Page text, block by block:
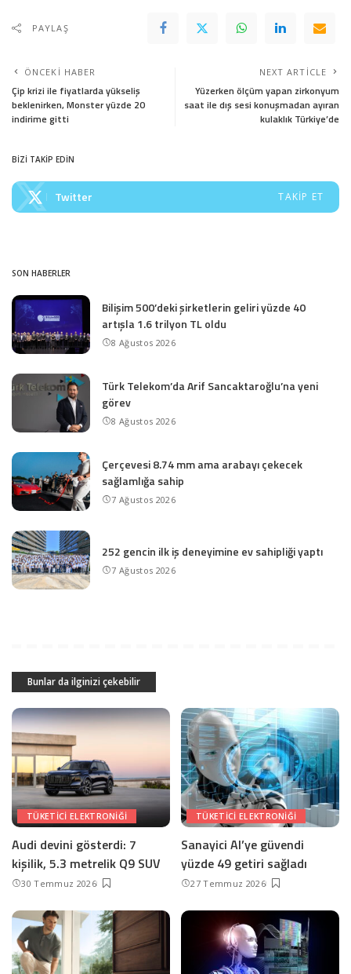
PAYLAŞ
ÖNCEKI HABER
Çip krizi ile fiyatlarda yükseliş
beklenirken, Monster yüzde 20
indirime gitti
NEXT ARTICLE
Yüzerken ölçüm yapan zirkonyum
saat ile dış sesi konuşmadan ayıran
kulaklık Türkiye’de
BİZİ TAKİP EDİN
Twitter TAKIP ET
SON HABERLER
Bilişim 500’deki şirketlerin geliri yüzde 40
artışla 1.6 trilyon TL oldu
8 Ağustos 2026
Türk Telekom’da Arif Sancaktaroğlu’na yeni
görev
8 Ağustos 2026
Çerçevesi 8.74 mm ama arabayı çekecek
sağlamlığa sahip
7 Ağustos 2026
252 gencin ilk iş deneyimine ev sahipliği yaptı
7 Ağustos 2026
Bunlar da ilginizi çekebilir
TÜKETICI ELEKTRONIĞI
Audi devini gösterdi: 7
kişilik, 5.3 metrelik Q9 SUV
30 Temmuz 2026
TÜKETICI ELEKTRONIĞI
Sanayici AI’ye güvendi
yüzde 49 getiri sağladı
27 Temmuz 2026